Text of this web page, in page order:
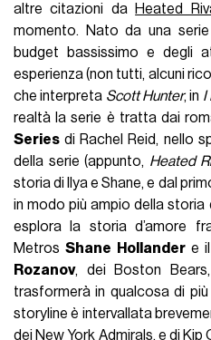
altre citazioni da
Heated
momento. Nato da una
budget bassissimo e degli
esperienza (non tutti, alcuni
che interpreta Scott Hunter, in I
realtà la serie è tratta dai
Series di Rachel Reid, nello
della serie (appunto, Heated
storia di Ilya e Shane, e dal
in modo più ampio della storia
esplora la storia d’amore
MetrosShane Hollandere il
Rozanov, dei Boston
trasformerà in qualcosa di
storyline è intervallata
dei New York Admirals, e di